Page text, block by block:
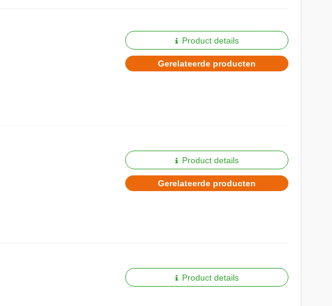
Product details
Gerelateerde producten
Product details
Gerelateerde producten
Product details